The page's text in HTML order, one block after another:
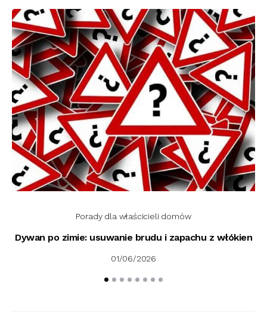
Porady dla właścicieli domów
Dywan po zimie: usuwanie brudu i zapachu z włókien
01/06/2026